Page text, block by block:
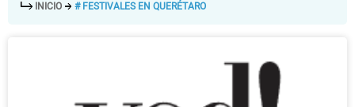
INICIO # FESTIVALES EN QUERÉTARO